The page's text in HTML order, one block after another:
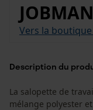
JOBMAN
Vers la
Description du
La salopette de
mélange polyester